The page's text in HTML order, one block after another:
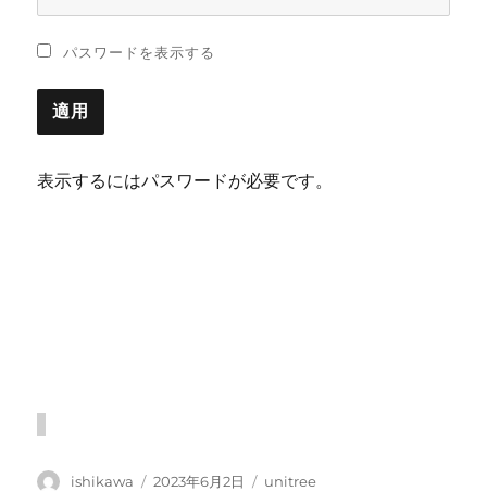
パスワードを表示する
表示するにはパスワードが必要です。
投
ishikawa
投
2023年6月2日
カ
unitree